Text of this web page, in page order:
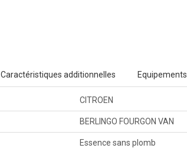
Caractéristiques additionnelles Equipements
CITROEN
BERLINGO FOURGON VAN
Essence sans plomb